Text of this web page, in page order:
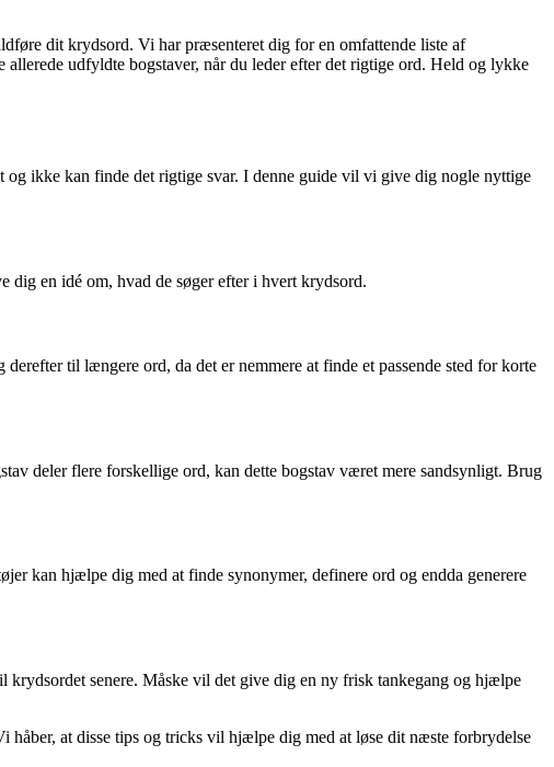
dit krydsord. Vi har præsenteret dig for en omfattende liste af
udfyldte bogstaver, når du leder efter det rigtige ord. Held og lykke
ikke kan finde det rigtige svar. I denne guide vil vi give dig nogle nyttige
dig en idé om, hvad de søger efter i hvert krydsord.
til længere ord, da det er nemmere at finde et passende sted for korte
deler flere forskellige ord, kan dette bogstav været mere sandsynligt. Brug
kan hjælpe dig med at finde synonymer, definere ord og endda generere
senere. Måske vil det give dig en ny frisk tankegang og hjælpe
håber, at disse tips og tricks vil hjælpe dig med at løse dit næste forbrydelse